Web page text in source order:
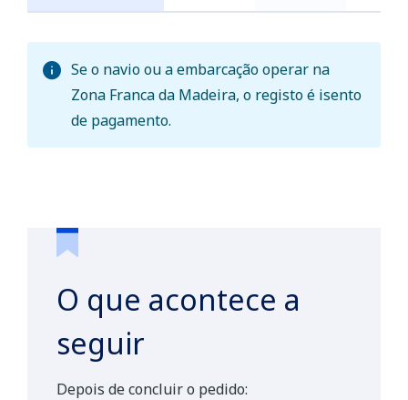
Se o navio ou a embarcação operar na
Zona Franca da Madeira, o registo é isento
de pagamento.
O que acontece a
seguir
Depois de concluir o pedido: